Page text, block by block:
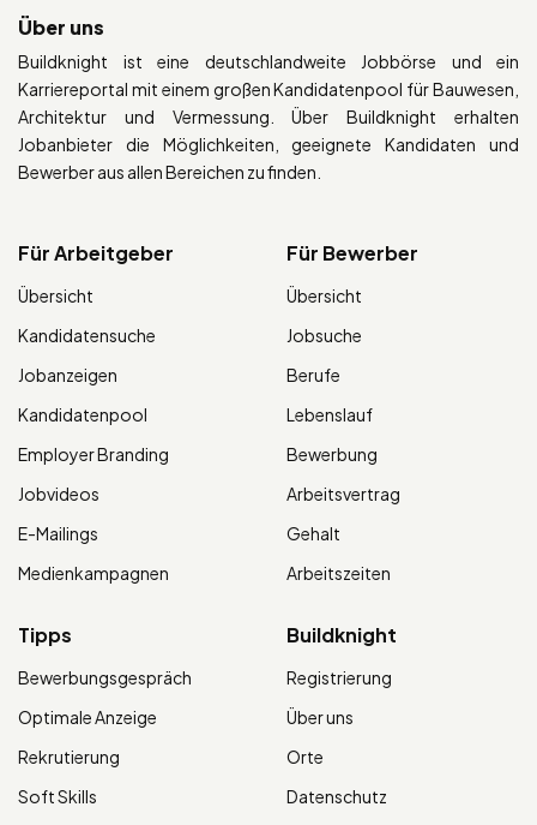
Über uns
Buildknight ist eine deutschlandweite Jobbörse und ein
Karriereportal mit einem großen Kandidatenpool für Bauwesen,
Architektur und Vermessung. Über Buildknight erhalten
Jobanbieter die Möglichkeiten, geeignete Kandidaten und
Bewerber aus allen Bereichen zu finden.
Für Arbeitgeber
Übersicht
Kandidatensuche
Jobanzeigen
Kandidatenpool
Employer Branding
Jobvideos
E-Mailings
Medienkampagnen
Für Bewerber
Übersicht
Jobsuche
Berufe
Lebenslauf
Bewerbung
Arbeitsvertrag
Gehalt
Arbeitszeiten
Tipps
Bewerbungsgespräch
Optimale Anzeige
Rekrutierung
Soft Skills
Buildknight
Registrierung
Über uns
Orte
Datenschutz